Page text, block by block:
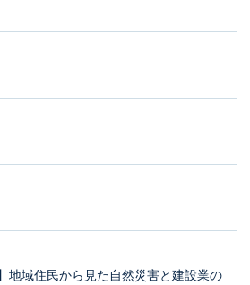
地域住民から見た自然災害と建設業の